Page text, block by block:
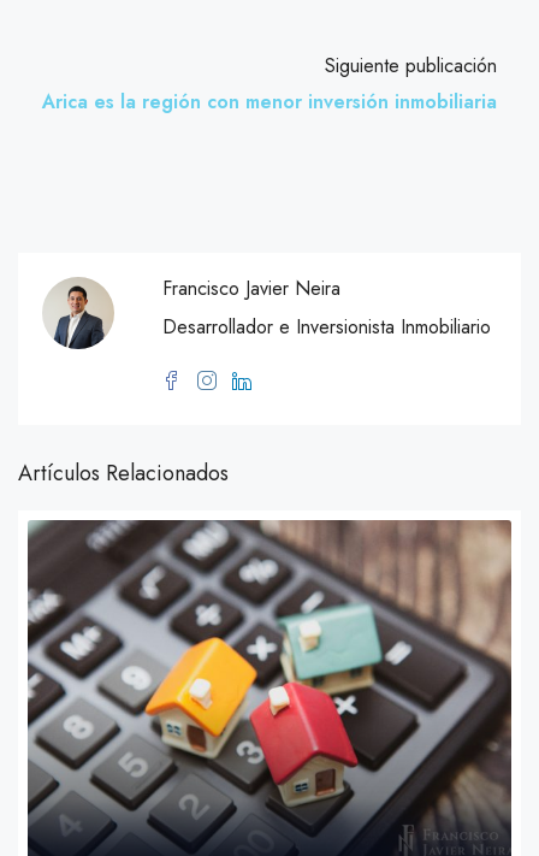
Siguiente publicación
Arica es la región con menor inversión inmobiliaria
Francisco Javier Neira
Desarrollador e Inversionista Inmobiliario
Artículos Relacionados